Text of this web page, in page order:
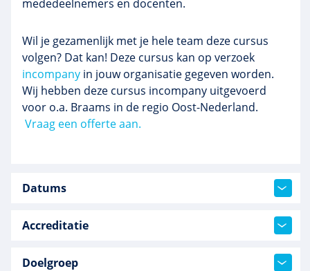
mededeelnemers en docenten.
Wil je gezamenlijk met je hele team deze cursus
volgen? Dat kan! Deze cursus kan op verzoek
incompany in jouw organisatie gegeven worden.
Wij hebben deze cursus incompany uitgevoerd
voor o.a. Braams in de regio Oost-Nederland.
Vraag een offerte aan.
Datums
Accreditatie
Doelgroep